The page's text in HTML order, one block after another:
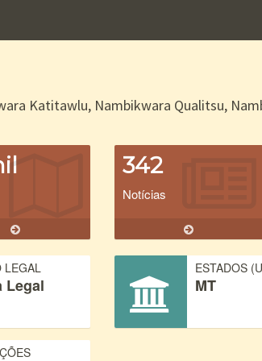
Katitawlu, Nambikwara Qualitsu,
342
Notícias
LEGAL
Legal
ESTADOS
MT